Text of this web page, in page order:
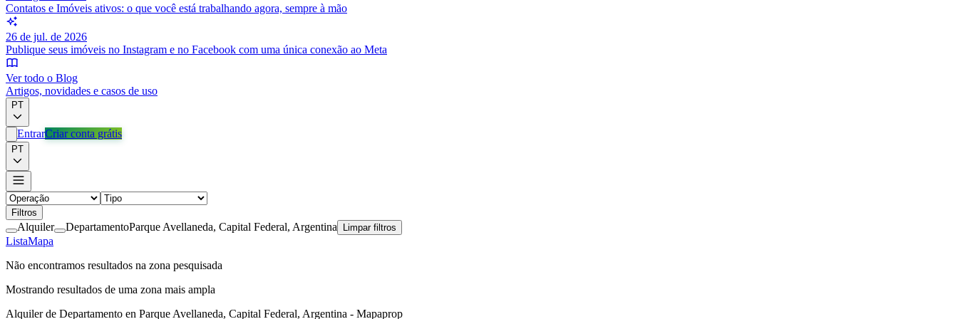
Contatos e Imóveis ativos: o que você está trabalhando agora, sempre à mão
26 de jul. de 2026
Publique seus imóveis no Instagram e no Facebook com uma única conexão ao Meta
Ver todo o Blog
Artigos, novidades e casos de uso
PT
EntrarCriar conta grátis
PT
Filtros
Alquiler DepartamentoParque Avellaneda, Capital Federal, Argentina Limpar filtros
ListaMapa
Não encontramos resultados na zona pesquisada
Mostrando resultados de uma zona mais ampla
Alquiler de Departamento en Parque Avellaneda, Capital Federal, Argentina - Mapaprop